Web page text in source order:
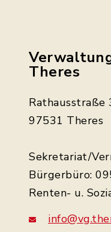
Theres
Rathausstraße
97531 Theres
Sekretariat/
Bürgerbüro:
Renten- u.